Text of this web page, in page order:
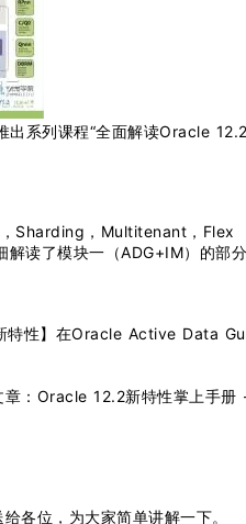
出系列课程“全面解读Oracle
Sharding，Multitenant，Flex
读了模块一（ADG+IM）的部分
特性】在Oracle Active Data
：Oracle 12.2新特性掌上手册
各位，为大家简单讲解一下。